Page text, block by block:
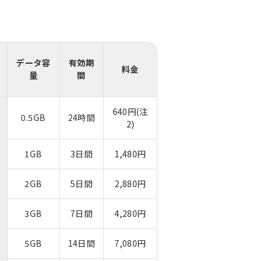
データ容
量
有効期
間
料金
0.5GB 24時間
640円(注
2)
1GB 3日間 1,480円
2GB 5日間 2,880円
3GB 7日間 4,280円
5GB 14日間 7,080円